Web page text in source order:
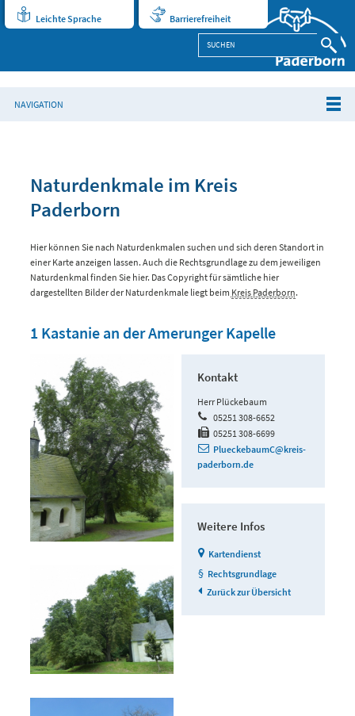
Leichte Sprache Barrierefreiheit
NAVIGATION
Naturdenkmale im Kreis
Paderborn
Hier können Sie nach Naturdenkmalen suchen und sich deren Standort in
einer Karte anzeigen lassen. Auch die Rechtsgrundlage zu dem jeweiligen
Naturdenkmal finden Sie hier. Das Copyright für sämtliche hier
dargestellten Bilder der Naturdenkmale liegt beim Kreis Paderborn.
1 Kastanie an der Amerunger Kapelle
Kontakt
Herr Plückebaum
05251 308-6652
05251 308-6699
PlueckebaumC@kreis-
paderborn.de
Weitere Infos
Kartendienst
Rechtsgrundlage
Zurück zur Übersicht